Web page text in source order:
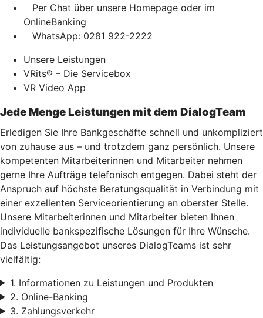
Per Chat über unsere Homepage oder im
OnlineBanking
WhatsApp: 0281 922-2222
Unsere Leistungen
VRits® – Die Servicebox
VR Video App
Jede Menge Leistungen mit dem DialogTeam
Erledigen Sie Ihre Bankgeschäfte schnell und unkompliziert
von zuhause aus – und trotzdem ganz persönlich. Unsere
kompetenten Mitarbeiterinnen und Mitarbeiter nehmen
gerne Ihre Aufträge telefonisch entgegen. Dabei steht der
Anspruch auf höchste Beratungsqualität in Verbindung mit
einer exzellenten Serviceorientierung an oberster Stelle.
Unsere Mitarbeiterinnen und Mitarbeiter bieten Ihnen
individuelle bankspezifische Lösungen für Ihre Wünsche.
Das Leistungsangebot unseres DialogTeams ist sehr
vielfältig:
1. Informationen zu Leistungen und Produkten
2. Online-Banking
3. Zahlungsverkehr